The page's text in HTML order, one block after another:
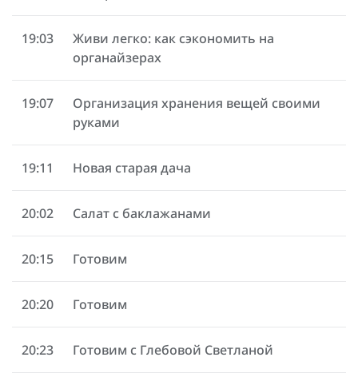
19:03
Живи легко: как сэкономить на
органайзерах
19:07
Организация хранения вещей своими
руками
19:11 Новая старая дача
20:02 Салат с баклажанами
20:15 Готовим
20:20 Готовим
20:23 Готовим с Глебовой Светланой